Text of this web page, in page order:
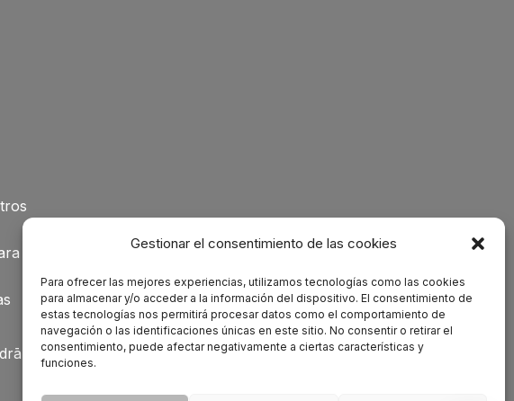
Gestionar el consentimiento de las cookies
Para ofrecer las mejores experiencias, utilizamos tecnologías como las cookies
para almacenar y/o acceder a la información del dispositivo. El consentimiento de
estas tecnologías nos permitirá procesar datos como el comportamiento de
navegación o las identificaciones únicas en este sitio. No consentir o retirar el
consentimiento, puede afectar negativamente a ciertas características y
funciones.
100h